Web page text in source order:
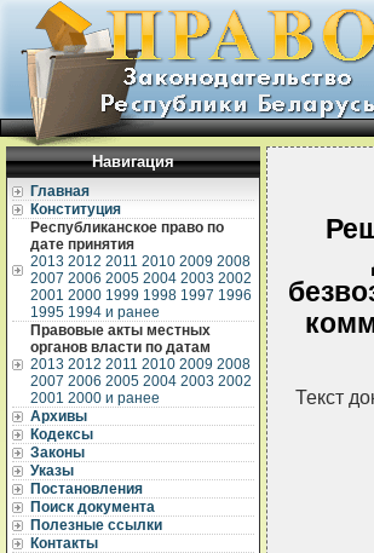
Навигация
Главная
Конституция
Республиканское право по
дате принятия
2013 2012 2011 2010 2009 2008
2007 2006 2005 2004 2003 2002
2001 2000 1999 1998 1997 1996
1995 1994 и ранее
Правовые акты местных
органов власти по датам
2013 2012 2011 2010 2009 2008
2007 2006 2005 2004 2003 2002
2001 2000 и ранее
Архивы
Кодексы
Законы
Указы
Постановления
Поиск документа
Полезные ссылки
Контакты
Текст